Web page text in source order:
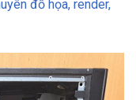
đồ họa, render,